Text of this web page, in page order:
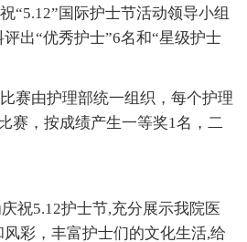
“5.12”国际护士节活动领导小组
出“优秀护士”6名和“星级护士
赛由护理部统一组织，每个护理
赛，按成绩产生一等奖1名，二
祝5.12护士节,充分展示我院医
彩，丰富护士们的文化生活,给